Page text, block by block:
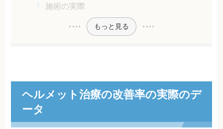
施術の実際
もっと見る
ヘルメット治療の改善率の実際のデ
ータ